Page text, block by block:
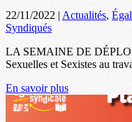
22/11/2022 | Actualités,
Syndiqués
LA SEMAINE DE
Sexuelles et Sexistes au
En savoir plus